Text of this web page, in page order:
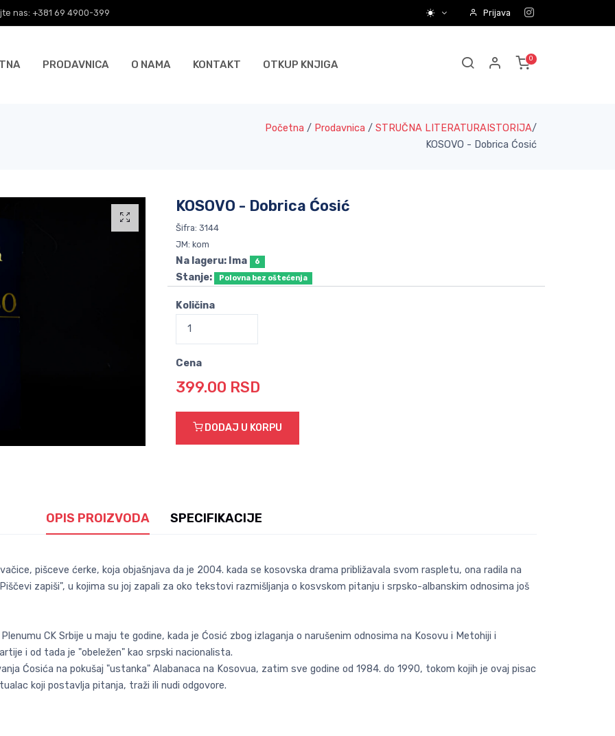
nas: +381 69 4900-399 Prijava
PRODAVNICA O NAMA KONTAKT OTKUP KNJIGA
Početna / Prodavnica / STRUČNA LITERATURA ISTORIJA/
KOSOVO - Dobrica Ćosić
KOSOVO - Dobrica Ćosić
Šifra: 3144
JM: kom
Na lageru: Ima 6
Stanje: Polovna bez oštećenja
Količina
Cena
399.00 RSD
DODAJ U KORPU
OPIS PROIZVODA SPECIFIKACIJE
pišceve ćerke, koja objašnjava da je 2004. kada se kosovska drama približavala svom raspletu, ona radila na
zapiši", u kojima su joj zapali za oko tekstovi razmišljanja o kosvskom pitanju i srpsko-albanskim odnosima još
CK Srbije u maju te godine, kada je Ćosić zbog izlaganja o narušenim odnosima na Kosovu i Metohiji i
i od tada je "obeležen" kao srpski nacionalista.
Ćosića na pokušaj "ustanka" Alabanaca na Kosovua, zatim sve godine od 1984. do 1990, tokom kojih je ovaj pisac
koji postavlja pitanja, traži ili nudi odgovore.